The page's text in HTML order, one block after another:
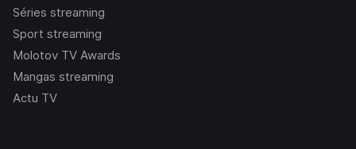
Séries streaming
Sport streaming
Molotov TV Awards
Mangas streaming
Actu TV